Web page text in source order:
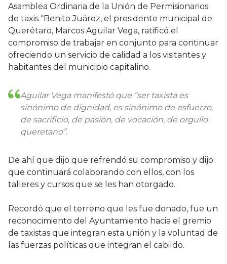
Asamblea Ordinaria de la Unión de Permisionarios
de taxis “Benito Juárez, el presidente municipal de
Querétaro, Marcos Aguilar Vega, ratificó el
compromiso de trabajar en conjunto para continuar
ofreciendo un servicio de calidad a los visitantes y
habitantes del municipio capitalino.
Aguilar Vega manifestó que “ser taxista es
sinónimo de dignidad, es sinónimo de esfuerzo,
de sacrificio, de pasión, de vocación, de orgullo
queretano”.
De ahí que dijo que refrendó su compromiso y dijo
que continuará colaborando con ellos, con los
talleres y cursos que se les han otorgado.
Recordó que el terreno que les fue donado, fue un
reconocimiento del Ayuntamiento hacia el gremio
de taxistas que integran esta unión y la voluntad de
las fuerzas políticas que integran el cabildo.